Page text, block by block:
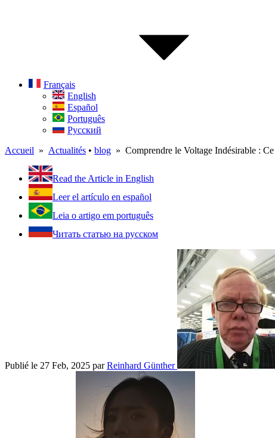
Français
English
Español
Português
Русский
Accueil » Actualités • blog » Comprendre le Voltage Indésirable :
Read the Article in English
Leer el artículo en español
Leia o artigo em português
Читать статью на русском
Publié le 27 Feb, 2025 parReinhard Günther